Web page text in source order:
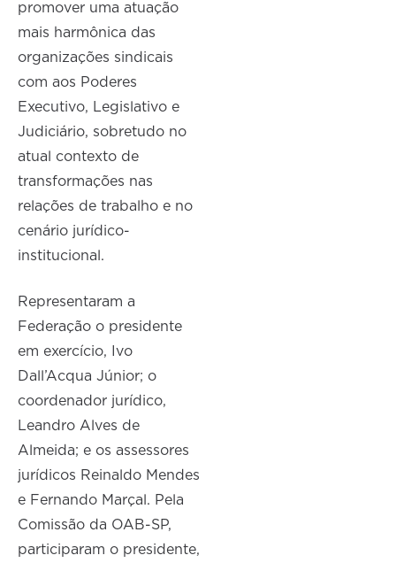
promover uma atuação
mais harmônica das
organizações sindicais
com aos Poderes
Executivo, Legislativo e
Judiciário, sobretudo no
atual contexto de
transformações nas
relações de trabalho e no
cenário jurídico-
institucional.
Representaram a
Federação o presidente
em exercício, Ivo
Dall’Acqua Júnior; o
coordenador jurídico,
Leandro Alves de
Almeida; e os assessores
jurídicos Reinaldo Mendes
e Fernando Marçal. Pela
Comissão da OAB-SP,
participaram o presidente,